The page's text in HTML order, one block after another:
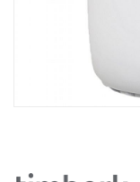
Товары для дома
Красота и здоровье